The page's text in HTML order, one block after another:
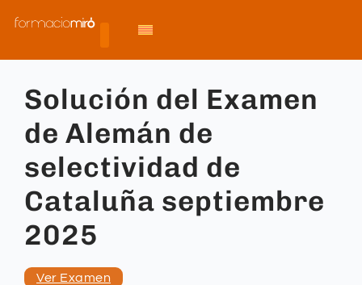
Solución del Examen
de Alemán de
selectividad de
Cataluña septiembre
2025
Ver Examen